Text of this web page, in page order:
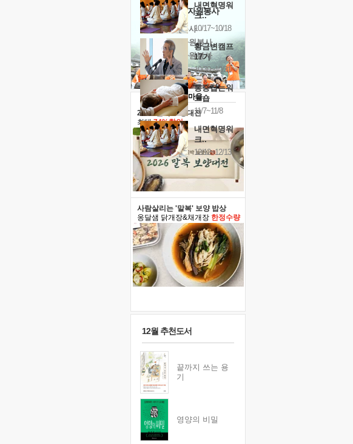
내면혁명워
크..
10/17~10/18
황금변캠프
17기
10/30~10/31
통증잡는워
크숍
11/7~11/8
내면혁명워
크..
12/12~12/13
'옹달샘의 꽃'자원봉사
· 청년 자원봉사
· 금빛청년 자원봉사
· 음식연구 자원봉사
2026 말복 보양대전
최대74%할인
사람살리는 '말복' 보양 밥상
옹달샘 닭개장&채개장 한정수량
12월 추천도서
끝까지 쓰는 용
기
영양의 비밀